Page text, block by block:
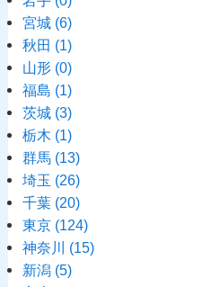
宮城 (6)
秋田 (1)
山形 (0)
福島 (1)
茨城 (3)
栃木 (1)
群馬 (13)
埼玉 (26)
千葉 (20)
東京 (124)
神奈川 (15)
新潟 (5)